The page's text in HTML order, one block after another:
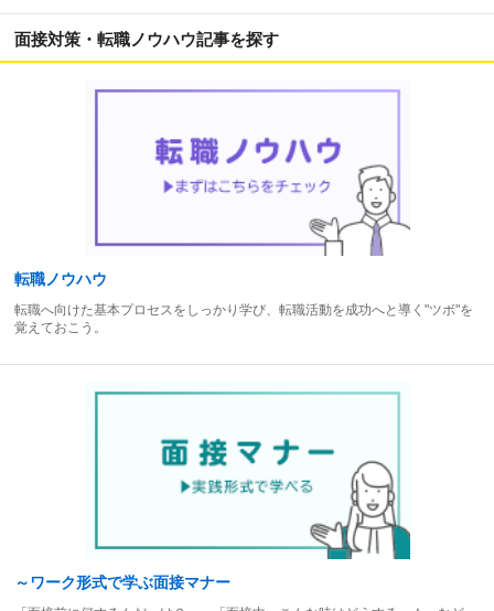
面接対策・転職ノウハウ記事を探す
転職ノウハウ
転職へ向けた基本プロセスをしっかり学び、転職活動を成功へと導く"ツボ"を
覚えておこう。
～ワーク形式で学ぶ面接マナー